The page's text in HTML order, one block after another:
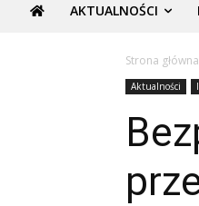
AKTUALNOŚCI
Strona główna
Aktualności